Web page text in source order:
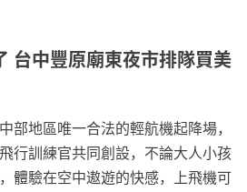
台中豐原廟東夜市排隊買美
部地區唯一合法的輕航機起降場，
行訓練官共同創設，不論大人小孩
體驗在空中遨遊的快感，上飛機可